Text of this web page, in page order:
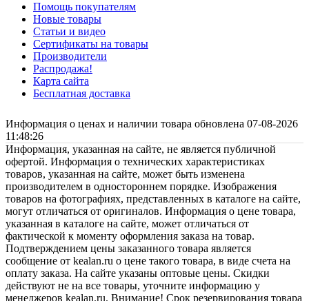
Помощь покупателям
Новые товары
Статьи и видео
Сертификаты на товары
Производители
Распродажа!
Карта сайта
Бесплатная доставка
Информация о ценах и наличии товара обновлена 07-08-2026
11:48:26
Информация, указанная на сайте, не является публичной
офертой. Информация о технических характеристиках
товаров, указанная на сайте, может быть изменена
производителем в одностороннем порядке. Изображения
товаров на фотографиях, представленных в каталоге на сайте,
могут отличаться от оригиналов. Информация о цене товара,
указанная в каталоге на сайте, может отличаться от
фактической к моменту оформления заказа на товар.
Подтверждением цены заказанного товара является
сообщение от kealan.ru о цене такого товара, в виде счета на
оплату заказа. На сайте указаны оптовые цены. Скидки
действуют не на все товары, уточните информацию у
менеджеров kealan.ru. Внимание! Срок резервирования товара